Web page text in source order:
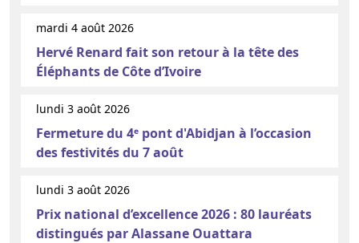
mardi 4 août 2026
Hervé Renard fait son retour à la tête des
Éléphants de Côte d’Ivoire
lundi 3 août 2026
Fermeture du 4ᵉ pont d'Abidjan à l’occasion
des festivités du 7 août
lundi 3 août 2026
Prix national d’excellence 2026 : 80 lauréats
distingués par Alassane Ouattara